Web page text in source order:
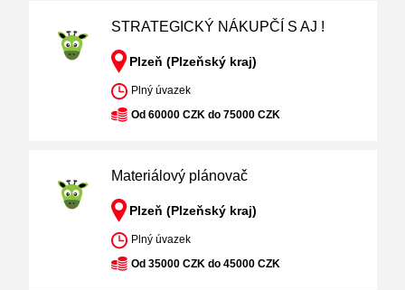
STRATEGICKÝ NÁKUPČÍ S AJ !
Plzeň (Plzeňský kraj)
Plný úvazek
Od 60000 CZK do 75000 CZK
Materiálový plánovač
Plzeň (Plzeňský kraj)
Plný úvazek
Od 35000 CZK do 45000 CZK